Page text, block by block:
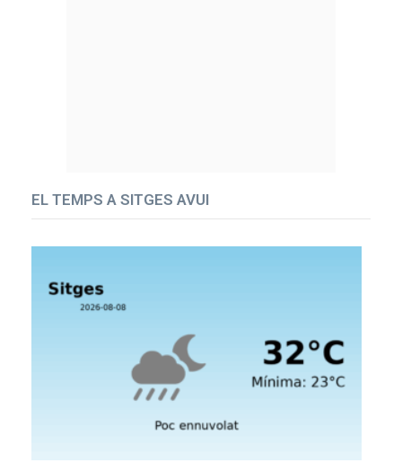
EL TEMPS A SITGES AVUI